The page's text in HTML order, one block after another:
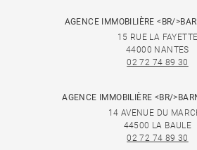
AGENCE IMMOBILIÈRE <BR/
15 RUE LA FAYETTE
44000 NANTES
02 72 74 89 30
AGENCE IMMOBILIÈRE <BR/
14 AVENUE DU
44500 LA BAULE
02 72 74 89 30